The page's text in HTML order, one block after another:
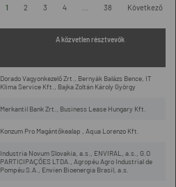
1 2 3 4 38 Következő
A közvetlen résztvevők
Dorado Vagyonkezelő Zrt., Bernyák Balázs Bence, IT
Klima Service Kft., Bajka Zoltán Károly György
Merkantil Bank Zrt., Business Lease Hungary Kft.
Konzum Pro Magántőkealap , Aqua Lorenzo Kft.
Industria Novum Slovakia, a.s., ENVIRAL, a.s., G.O
PARTICIPAÇÕES LTDA., Agropéu Agro Industrial de
Pompéu S.A., Envien Bioenergia Brasil, a.s.